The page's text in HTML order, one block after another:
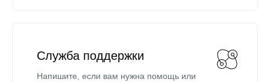
Служба поддержки
Напишите, если вам нужна помощь или